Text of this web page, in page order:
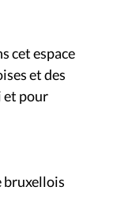
cet espace
et des
et pour
bruxellois